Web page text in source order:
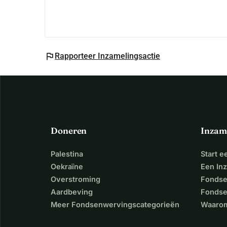
flag Rapporteer Inzamelingsactie
Doneren
Palestina
Oekraïne
Overstroming
Aardbeving
Meer Fondsenwervingscategorieën
Start
Een